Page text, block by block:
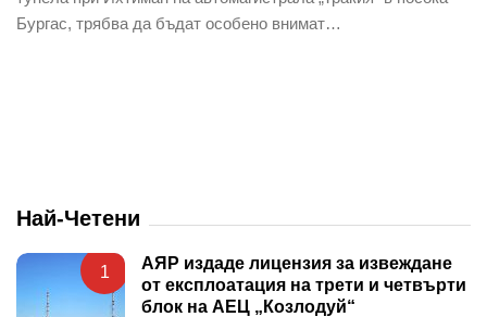
Бургас, трябва да бъдат особено внимат…
Най-Четени
1
АЯР издаде лицензия за извеждане
от експлоатация на трети и четвърти
блок на АЕЦ „Козлодуй“